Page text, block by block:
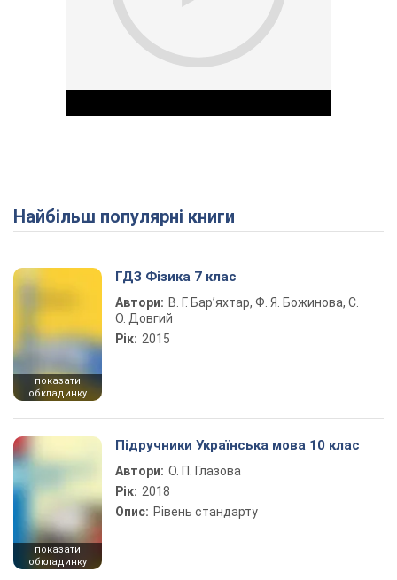
Play Video
Найбільш популярні книги
показати
обкладинку
ГДЗ Фізика 7 клас
Автори: В. Г. Бар’яхтар, Ф. Я. Божинова, С.
О. Довгий
Рік: 2015
показати
обкладинку
Підручники Українська мова 10 клас
Автори: О. П. Глазова
Рік: 2018
Опис: Рівень стандарту